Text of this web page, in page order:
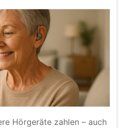
Hörgeräte zahlen – auch